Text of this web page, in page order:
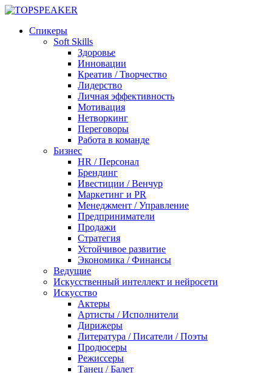
Спикеры
Soft Skills
Здоровье
Инновации
Креатив / Творчество
Лидерство
Личная эффективность
Мотивация
Нетворкинг
Переговоры
Работа в команде
Бизнес
HR / Персонал
Брендинг
Ивестиции / Венчур
Маркетинг и PR
Менеджмент / Управление
Предприниматели
Продажи
Стратегия
Устойчивое развитие
Экономика / Финансы
Ведущие
Искусственный интеллект и нейросети
Искусство
Актеры
Артисты / Исполнители
Дирижеры
Литература / Писатели / Поэты
Продюсеры
Режиссеры
Танец / Балет